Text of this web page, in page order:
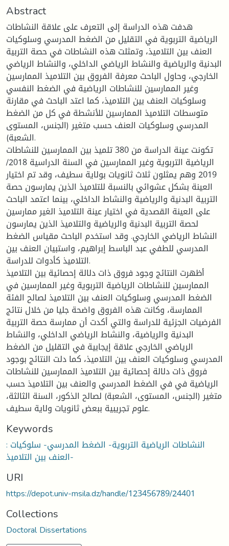
Abstract
هدفت هذه الدراسة إلى التعرف على علاقة النشاطات
الرياضية التربوية في التقليل من الضغط المدرسي وسلوكيات
العنف بين التلاميذ، وتمثلت هذه النشاطات في حصة التربية
البدنية والرياضية والنشاط الرياضي الداخلي، والنشاط الرياضي
الخارجي، وحاول الباحث معرفة الفروق بين التلاميذ الممارسين
وغير الممارسين للنشاطات الرياضية في الضغط النفسي
وسلوكيات العنف بين التلاميذ، كما اعتد الباحث في مقارنة
متوسطات التلاميذ الممارسين للأنشطة في كل من الضغط
المدرسي وسلوكيات العنف حسب متغير (الجنس، المستوى
الشعبة).
تكونت عينة الدراسة من 380 تلميذ بين الممارسين للنشاطات
الرياضية التربوية وغير الممارسين في السنة الدراسية 2018/
2019 وهم يمثلون ثلاث ثانويات بولاية سطيف، وقد تم اختيار
العينة بشكل عشوائي بالنسبة للتلاميذ الذين يمارسون حصة
التربية البدنية والرياضية والنشاط الداخلي، بينما اعتمد الباحث
على العينة القصدية في اختيار عينة التلاميذ الغير ممارسين
لحصة التربية البدنية والرياضية والتلاميذ الذين يمارسون
النشاط الرياضي الخارجي. وقد استخدم الباحث مقياس الضغط
المدرسي للطفي عبد الباسط إبراهيم، واستبيان العنف بين
التلاميذ كأدوات للدراسة.
أظهرت النتائج وجود فروق ذات دلالة إحصائية بين التلاميذ
الممارسين للنشاطات الرياضية التربوية وغير الممارسين في
الضغط المدرسي وسلوكيات العنف بين التلاميذ لصالح الفئة
الممارسة، وكانت هذه الفروق واضحة جليا من خلال نتائج
الفرضيات الجزئية للدراسة والتي أكدت أن ممارسة حصة التربية
البدنية والرياضية، والنشاط الرياضي الداخلي، والنشاط
الرياضي الخارجي علاقة إيجابية في التقليل من الضغط
المدرسي وسلوكيات العنف بين التلاميذ، كما دلت النتائج بوجود
فروق ذات دلالة إحصائية بين التلاميذ الممارسين للنشاطات
الرياضية في في الضغط المدرسي والعنف بين التلاميذ حسب
متغير (الجنس، المستوى، الشعبة) لصالح الذكور، السنة الثالثة،
علوم تجريبية ببعض ثانويات ولاية سطيف.
Keywords
: النشاطات الرياضية التربوية- الضغط المدرسي- سلوكيات
العنف بين التلاميذ-
URI
https://depot.univ-msila.dz/handle/123456789/24401
Collections
Doctoral Dissertations